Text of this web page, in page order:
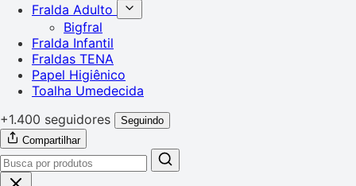
Fralda Adulto
Bigfral
Fralda Infantil
Fraldas TENA
Papel Higiênico
Toalha Umedecida
+1.400 seguidores
Seguindo
Compartilhar